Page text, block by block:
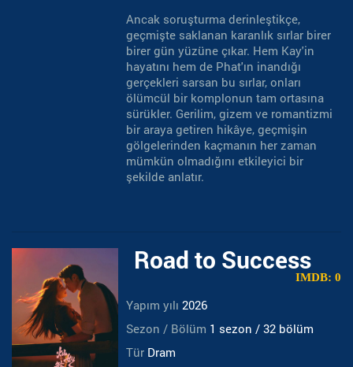
Ancak soruşturma derinleştikçe,
geçmişte saklanan karanlık sırlar birer
birer gün yüzüne çıkar. Hem Kay'in
hayatını hem de Phat'ın inandığı
gerçekleri sarsan bu sırlar, onları
ölümcül bir komplonun tam ortasına
sürükler. Gerilim, gizem ve romantizmi
bir araya getiren hikâye, geçmişin
gölgelerinden kaçmanın her zaman
mümkün olmadığını etkileyici bir
şekilde anlatır.
Road to Success
IMDB: 0
Yapım yılı 2026
Sezon / Bölüm 1 sezon / 32 bölüm
Tür Dram